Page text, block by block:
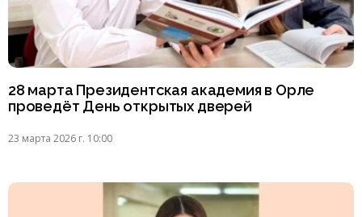
28 марта Президентская академия в Орле
проведёт День открытых дверей
23 марта 2026 г. 10:00